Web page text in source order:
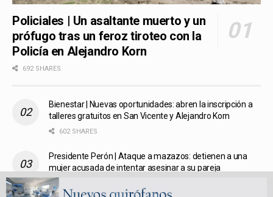
Policiales | Un asaltante muerto y un
prófugo tras un feroz tiroteo con la
Policía en Alejandro Korn
692 SHARES
Bienestar | Nuevas oportunidades: abren la inscripción a
talleres gratuitos en San Vicente y Alejandro Korn
602 SHARES
Presidente Perón | Ataque a mazazos: detienen a una
mujer acusada de intentar asesinar a su pareja